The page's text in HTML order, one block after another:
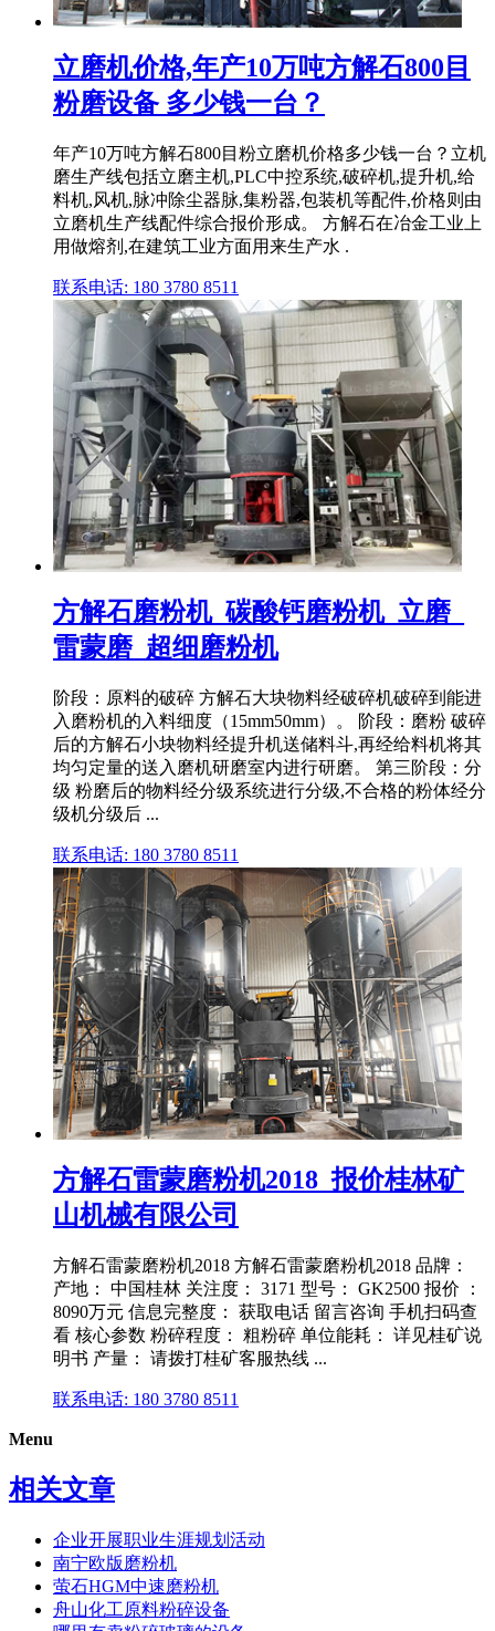
立磨机价格,年产10万吨方解石800目
粉磨设备 多少钱一台？
年产10万吨方解石800目粉立磨机价格多少钱一台？立机
磨生产线包括立磨主机,PLC中控系统,破碎机,提升机,给
料机,风机,脉冲除尘器脉,集粉器,包装机等配件,价格则由
立磨机生产线配件综合报价形成。 方解石在冶金工业上
用做熔剂,在建筑工业方面用来生产水 .
联系电话: 180 3780 8511
方解石磨粉机_碳酸钙磨粉机_立磨_
雷蒙磨_超细磨粉机
阶段：原料的破碎 方解石大块物料经破碎机破碎到能进
入磨粉机的入料细度（15mm50mm）。 阶段：磨粉 破碎
后的方解石小块物料经提升机送储料斗,再经给料机将其
均匀定量的送入磨机研磨室内进行研磨。 第三阶段：分
级 粉磨后的物料经分级系统进行分级,不合格的粉体经分
级机分级后 ...
联系电话: 180 3780 8511
方解石雷蒙磨粉机2018_报价桂林矿
山机械有限公司
方解石雷蒙磨粉机2018 方解石雷蒙磨粉机2018 品牌：
产地： 中国桂林 关注度： 3171 型号： GK2500 报价 ：
8090万元 信息完整度： 获取电话 留言咨询 手机扫码查
看 核心参数 粉碎程度： 粗粉碎 单位能耗： 详见桂矿说
明书 产量： 请拨打桂矿客服热线 ...
联系电话: 180 3780 8511
Menu
相关文章
企业开展职业生涯规划活动
南宁欧版磨粉机
萤石HGM中速磨粉机
舟山化工原料粉碎设备